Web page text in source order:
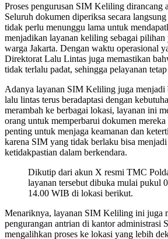
Proses pengurusan SIM Keliling dirancang
Seluruh dokumen diperiksa secara
tidak perlu menunggu lama untuk
menjadikan layanan keliling sebagai
warga Jakarta. Dengan waktu operasional
Direktorat Lalu Lintas juga memastikan
tidak terlalu padat, sehingga pelayanan
Adanya layanan SIM Keliling juga menjadi
lalu lintas terus beradaptasi dengan
merambah ke berbagai lokasi, layanan ini
orang untuk memperbarui dokumen mereka
penting untuk menjaga keamanan dan
karena SIM yang tidak berlaku bisa
ketidakpastian dalam berkendara.
Dikutip dari akun X resmi TMC
layanan tersebut dibuka mulai pukul
14.00 WIB di lokasi berikut.
Menariknya, layanan SIM Keliling ini juga
pengurangan antrian di kantor administrasi
mengalihkan proses ke lokasi yang lebih